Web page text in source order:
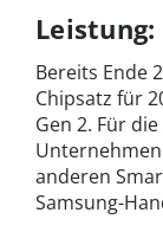
Bereits Ende
Chipsatz für
Gen 2. Für
anderen
Samsung-